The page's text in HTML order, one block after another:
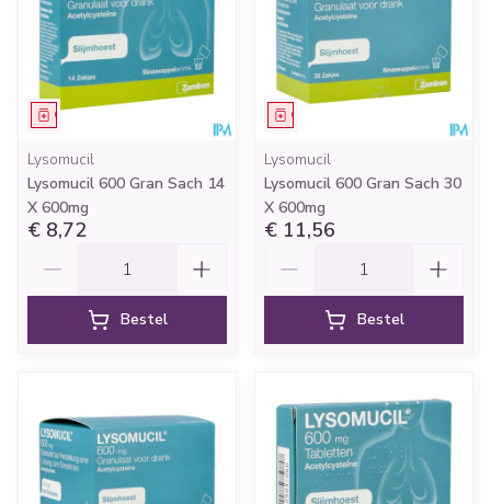
Geneesmiddel
Lysomucil
Lysomucil 600 Gran Sach 14
X 600mg
€ 8,72
Bestel
Geneesmiddel
Lysomucil
Lysomucil 600 Gran Sach 30
X 600mg
€ 11,56
Bestel